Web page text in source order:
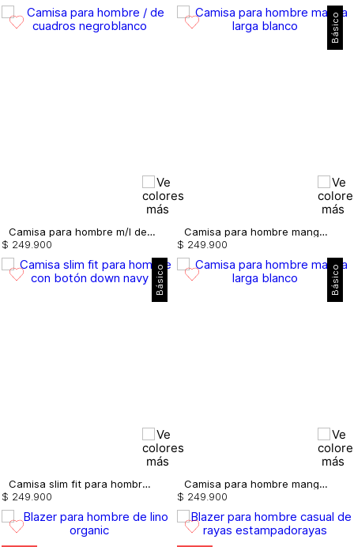
Camisa para hombre m/l de cuadros
$ 249 900
Básico
Camisa para hombre manga larga
$ 249 900
Básico
Camisa slim fit para hombre con botón down
$ 249 900
Básico
Camisa para hombre manga larga
$ 249 900